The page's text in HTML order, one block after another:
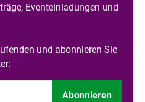
Eventeinladungen und
und abonnieren Sie
Abonnieren